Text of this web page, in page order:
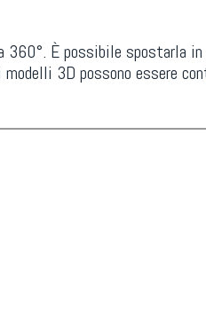
360°. È possibile spostarla
3D possono essere